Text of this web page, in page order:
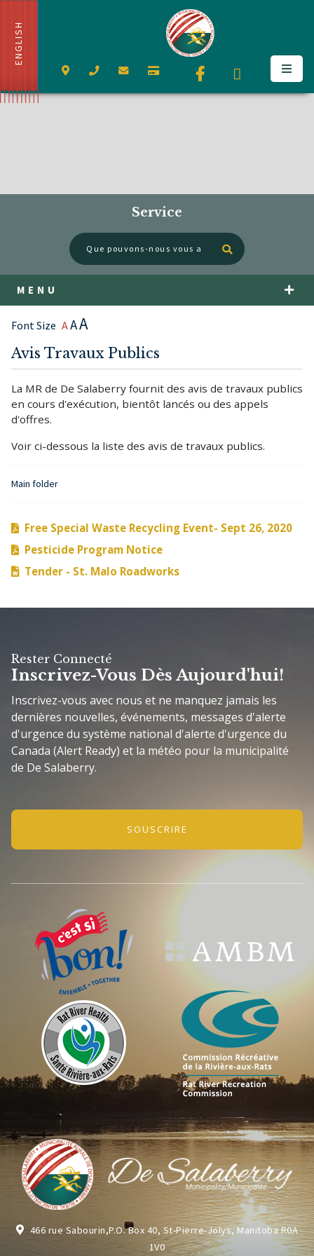
ENGLISH
Service
Type here to
MENU
Avis Travaux Publics
Font Size AAA
La MR de De Salaberry fournit des avis de travaux publics
en cours d'exécution, bientôt lancés ou des appels
d'offres.
Voir ci-dessous la liste des avis de travaux publics.
Main folder
Free Special Waste Recycling Event- Sept 26, 2020
Pesticide Program Notice
Tender - St. Malo Roadworks
Rester Connecté
Inscrivez-Vous Dès Aujourd'hui!
Inscrivez-vous avec nous et ne manquez jamais les
dernières nouvelles, événements, messages d'alerte
d'urgence du système national d'alerte d'urgence du
Canada (Alert Ready) et la météo pour la municipalité
de De Salaberry.
SOUSCRIRE
466 rue Sabourin,P.O. Box 40, St-Pierre-Jolys, Manitoba R0A
1V0